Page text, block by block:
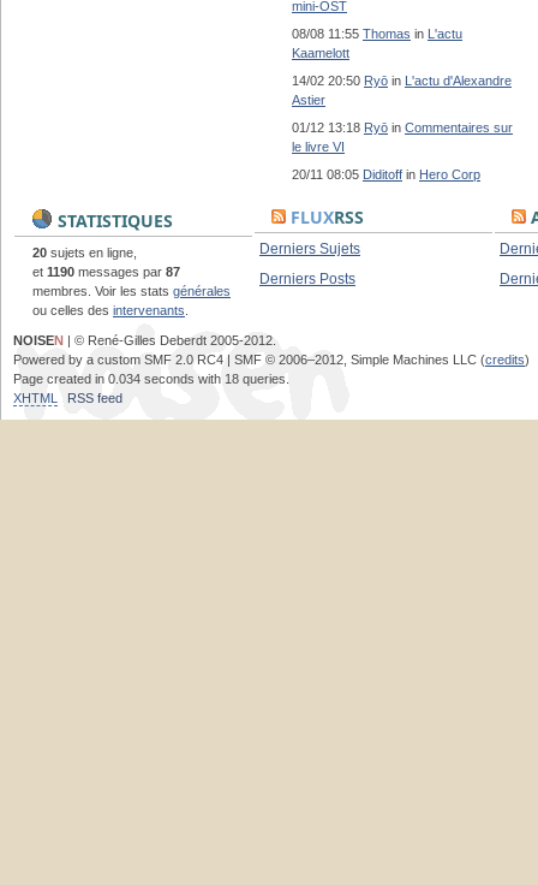
mini-OST
08/08 11:55 Thomas in L'actu
Kaamelott
14/02 20:50 Ryō in L'actu d'Alexandre
Astier
01/12 13:18 Ryō in Commentaires sur
le livre VI
20/11 08:05 Diditoff in Hero Corp
STATISTIQUES
20 sujets en ligne,
et 1190 messages par 87
membres. Voir les stats générales
ou celles des intervenants
FLUXRSS
Derniers Sujets
Derniers Posts
NOISEN | © René-Gilles Deberdt 2005-2012.
Powered by a custom SMF 2.0 RC4 | SMF © 2006–2012, Simple Machines LLC (credits)
Page created in 0.034 seconds with 18 queries.
XHTML
RSS feed